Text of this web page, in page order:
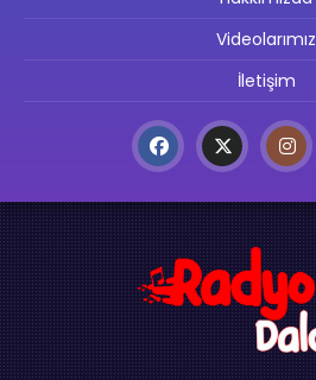
Videolarımız
İletişim